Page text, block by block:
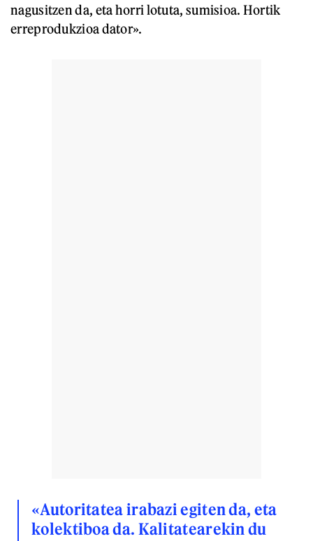
nagusitzen da, eta horri lotuta, sumisioa. Hortik
erreprodukzioa dator».
«Autoritatea irabazi egiten da, eta
kolektiboa da. Kalitatearekin du